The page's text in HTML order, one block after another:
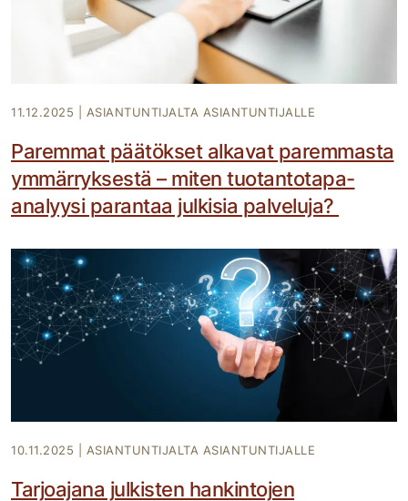
11.12.2025 ASIANTUNTIJALTA ASIANTUNTIJALLE
Paremmat päätökset alkavat paremmasta
ymmärryksestä – miten tuotantotapa-
analyysi parantaa julkisia palveluja?
10.11.2025 ASIANTUNTIJALTA ASIANTUNTIJALLE
Tarjoajana julkisten hankintojen